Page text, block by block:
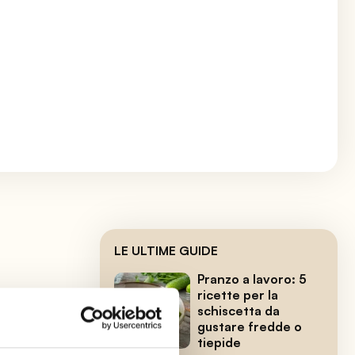
LE ULTIME GUIDE
Pranzo a lavoro: 5
ricette per la
schiscetta da
gustare fredde o
tiepide